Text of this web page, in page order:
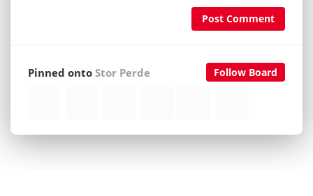
Post Comment
Follow Board
Pinned ontoStor Perde